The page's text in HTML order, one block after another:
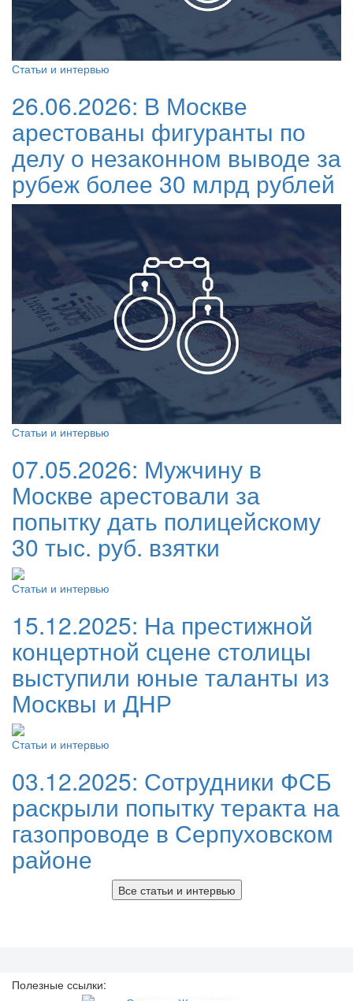
Статьи и интервью
26.06.2026: В Москве
арестованы фигуранты по
делу о незаконном выводе за
рубеж более 30 млрд рублей
Статьи и интервью
07.05.2026: Мужчину в
Москве арестовали за
попытку дать полицейскому
30 тыс. руб. взятки
Статьи и интервью
15.12.2025: На престижной
концертной сцене столицы
выступили юные таланты из
Москвы и ДНР
Статьи и интервью
03.12.2025: Сотрудники ФСБ
раскрыли попытку теракта на
газопроводе в Серпуховском
районе
Все статьи и интервью
Полезные ссылки: